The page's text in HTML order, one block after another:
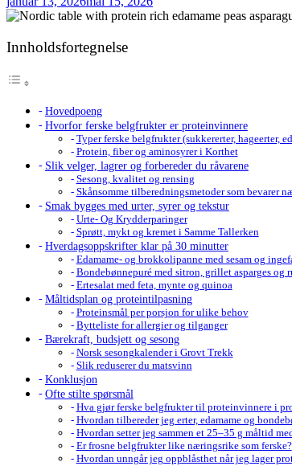
Innholdsfortegnelse
Hovedpoeng
Hvorfor ferske belgfrukter er proteinvinnere
Typer ferske belgfrukter (sukkererter, hageerter,
Protein, fiber og aminosyrer i Korthet
Slik velger, lagrer og forbereder du råvarene
Sesong, kvalitet og rensing
Skånsomme tilberedningsmetoder som bevarer
Smak bygges med urter, syrer og tekstur
Urte- Og Krydderparinger
Sprøtt, mykt og kremet i Samme Tallerken
Hverdagsoppskrifter klar på 30 minutter
Edamame- og brokkolipanne med sesam og
Bondebønnepuré med sitron, grillet asparges og
Ertesalat med feta, mynte og quinoa
Måltidsplan og proteintilpasning
Proteinsmål per porsjon for ulike behov
Bytteliste for allergier og tilganger
Bærekraft, budsjett og sesong
Norsk sesongkalender i Grovt Trekk
Slik reduserer du matsvinn
Konklusjon
Ofte stilte spørsmål
Hva gjør ferske belgfrukter til proteinvinnere i
Hvordan tilbereder jeg erter, edamame og
Hvordan setter jeg sammen et 25–35 g måltid
Er frosne belgfrukter like næringsrike som ferske?
Hvordan unngår jeg oppblåsthet når jeg lager